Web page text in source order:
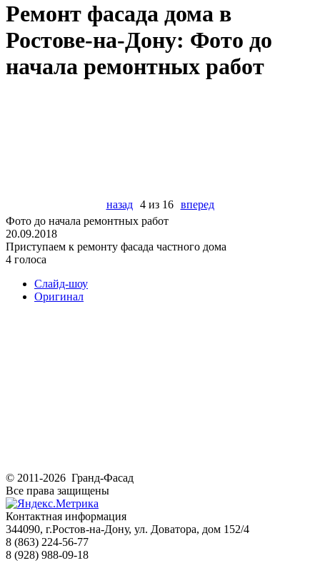
Ремонт фасада дома в
Ростове-на-Дону: Фото до
начала ремонтных работ
назад 4 из 16
вперед
Фото до начала ремонтных работ
20.09.2018
Приступаем к ремонту фасада частного дома
4 голоса
Слайд-шоу
Оригинал
© 2011-2026 Гранд-Фасад
Все права защищены
Контактная информация
344090, г.Ростов-на-Дону, ул. Доватора, дом 152/4
8 (863) 224-56-77
8 (928) 988-09-18